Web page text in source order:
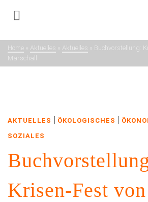
Aktuelles
Home Aktuelles Aktuelles
Buchvorstellung:
Marschall
AKTUELLES | ÖKOLOGISCHES |
SOZIALES
Krisen-Fest